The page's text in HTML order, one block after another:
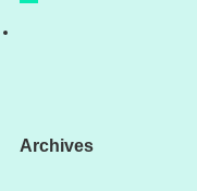
Archives